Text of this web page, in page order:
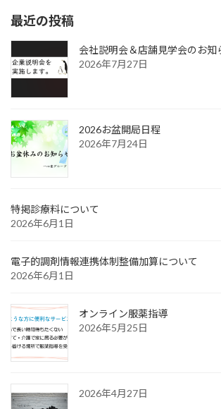
最近の投稿
会社説明会＆店舗見学会のお知
2026年7月27日
2026お盆開局日程
2026年7月24日
特掲診療料について
2026年6月1日
電子的調剤情報連携体制整備加算について
2026年6月1日
オンライン服薬指導
2026年5月25日
2026年4月27日